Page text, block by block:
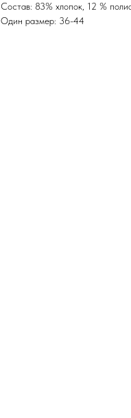
Состав: 83% хлопок, 12 %
Один размер: 36-44